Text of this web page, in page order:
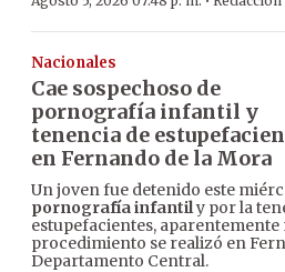
Nacionales
Cae sospechoso de
pornografía infantil y
tenencia de
en Fernando de la Mora
Un joven fue detenido este
pornografía infantily por la
estupefacientes, aparentemente
procedimiento se realizó en
Departamento Central.